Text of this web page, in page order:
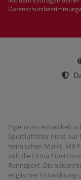
Pipercross entwickelt
Sportluftfilter nicht nur
heimischen Markt. Mit
sich die Firma
Rennsport. Die
englischer Entwicklung